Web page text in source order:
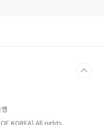
KOREA) All rights